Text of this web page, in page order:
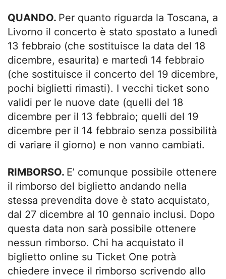
QUANDO. Per quanto riguarda la Toscana, a
Livorno il concerto è stato spostato a lunedì
13 febbraio (che sostituisce la data del 18
dicembre, esaurita) e martedì 14 febbraio
(che sostituisce il concerto del 19 dicembre,
pochi biglietti rimasti). I vecchi ticket sono
validi per le nuove date (quelli del 18
dicembre per il 13 febbraio; quelli del 19
dicembre per il 14 febbraio senza possibilità
di variare il giorno) e non vanno cambiati.
RIMBORSO. E’ comunque possibile ottenere
il rimborso del biglietto andando nella
stessa prevendita dove è stato acquistato,
dal 27 dicembre al 10 gennaio inclusi. Dopo
questa data non sarà possibile ottenere
nessun rimborso. Chi ha acquistato il
biglietto online su Ticket One potrà
chiedere invece il rimborso scrivendo allo